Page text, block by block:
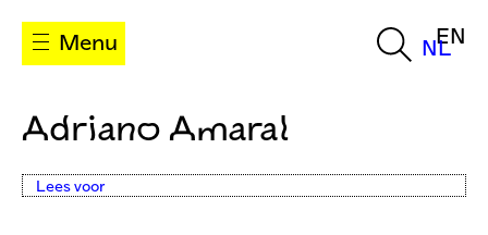
Menu NL
EN
Adriano Amaral
Lees voor